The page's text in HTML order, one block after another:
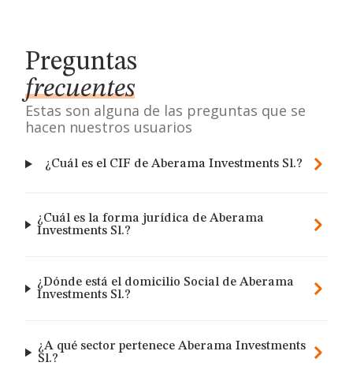
Preguntas
frecuentes
Estas son alguna de las preguntas que se
hacen nuestros usuarios
¿Cuál es el CIF de Aberama Investments Sl.?
¿Cuál es la forma jurídica de Aberama
Investments Sl.?
¿Dónde está el domicilio Social de Aberama
Investments Sl.?
¿A qué sector pertenece Aberama Investments
Sl.?